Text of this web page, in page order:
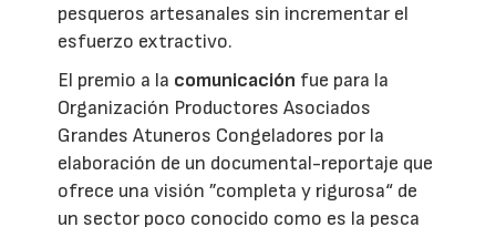
pesqueros artesanales sin incrementar el
esfuerzo extractivo.
El premio a la comunicación fue para la
Organización Productores Asociados
Grandes Atuneros Congeladores por la
elaboración de un documental-reportaje que
ofrece una visión ”completa y rigurosa“ de
un sector poco conocido como es la pesca